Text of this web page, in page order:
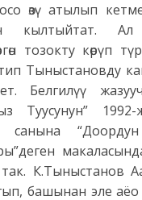
өзү атылып
кылтыйтат. Ал
тозокту көрүп
Тыныстановду
Белгилүү
Туусунун”
санына
К.Тыныстанов
башынан эле аёо